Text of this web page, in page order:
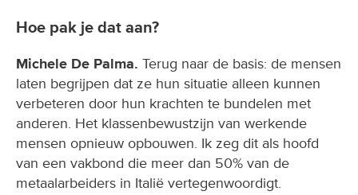
Hoe pak je dat aan?
Michele De Palma. Terug naar de basis: de mensen
laten begrijpen dat ze hun situatie alleen kunnen
verbeteren door hun krachten te bundelen met
anderen. Het klassenbewustzijn van werkende
mensen opnieuw opbouwen. Ik zeg dit als hoofd
van een vakbond die meer dan 50% van de
metaalarbeiders in Italië vertegenwoordigt.